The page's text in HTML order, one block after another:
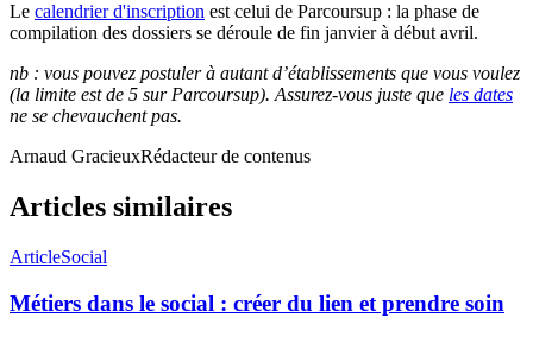
Le calendrier d'inscription est celui de Parcoursup : la phase de
compilation des dossiers se déroule de fin janvier à début avril.
nb : vous pouvez postuler à autant d’établissements que vous voulez
(la limite est de 5 sur Parcoursup). Assurez-vous juste que les dates
ne se chevauchent pas.
Arnaud GracieuxRédacteur de contenus
Articles similaires
ArticleSocial
Métiers dans le social : créer du lien et prendre soin